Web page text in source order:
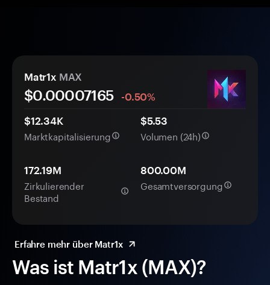
Was ist Matr1x (MAX)?
Matr1x MAX
$0.00007165
-0.50%
$12.34K
Marktkapitalisierung
$5.53
Volumen (24h)
172.19M
Zirkulierender
Bestand
800.00M
Gesamtversorgung
Erfahre mehr über Matr1x